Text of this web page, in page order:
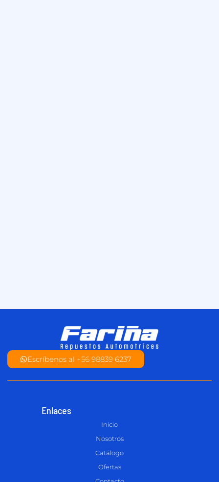
Escríbenos al +56 98839 6237
Enlaces
Inicio
Nosotros
Catálogo
Ofertas